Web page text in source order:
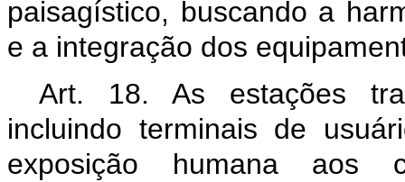
paisagístico, buscando a
e a integração dos
Art. 18. As estações
incluindo terminais de
exposição humana aos